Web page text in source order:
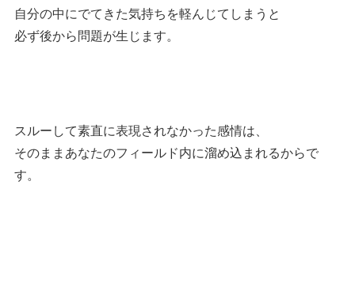
自分の中にでてきた気持ちを軽んじてしまうと
必ず後から問題が生じます。
スルーして素直に表現されなかった感情は、
そのままあなたのフィールド内に溜め込まれるからで
す。